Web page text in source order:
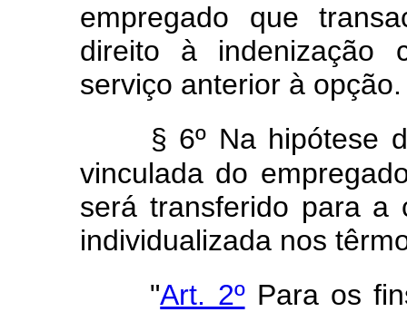
empregado que
direito à indenização
serviço anterior à opção.
§ 6º Na hipótese
vinculada do
será transferido para a
individualizada nos
"Art. 2ºPara os